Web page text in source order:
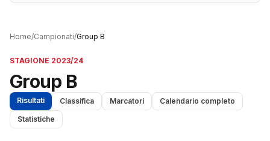
Home/Campionati/Group B
STAGIONE 2023/24
Group B
Risultati Classifica Marcatori
Calendario completo
Statistiche